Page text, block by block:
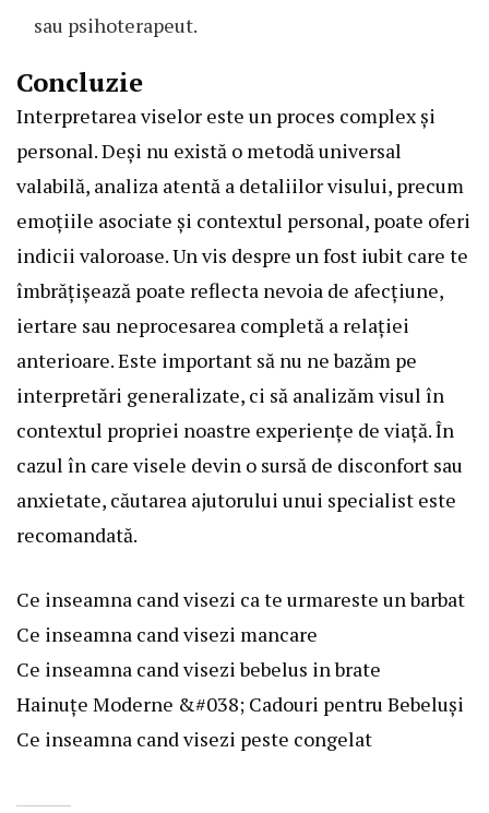
sau psihoterapeut.
Concluzie
Interpretarea viselor este un proces complex și
personal. Deși nu există o metodă universal
valabilă, analiza atentă a detaliilor visului, precum
emoțiile asociate și contextul personal, poate oferi
indicii valoroase. Un vis despre un fost iubit care te
îmbrățișează poate reflecta nevoia de afecțiune,
iertare sau neprocesarea completă a relației
anterioare. Este important să nu ne bazăm pe
interpretări generalizate, ci să analizăm visul în
contextul propriei noastre experiențe de viață. În
cazul în care visele devin o sursă de disconfort sau
anxietate, căutarea ajutorului unui specialist este
recomandată.
Ce inseamna cand visezi ca te urmareste un barbat
Ce inseamna cand visezi mancare
Ce inseamna cand visezi bebelus in brate
Hainuțe Moderne &#038; Cadouri pentru Bebeluși
Ce inseamna cand visezi peste congelat